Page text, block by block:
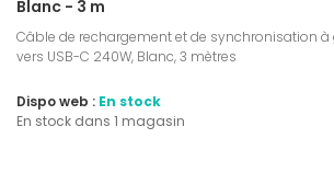
Blanc - 3 m
Câble de rechargement et de synchronisation à
vers USB-C 240W, Blanc, 3 mètres
Dispo web : En stock
En stock dans 1 magasin